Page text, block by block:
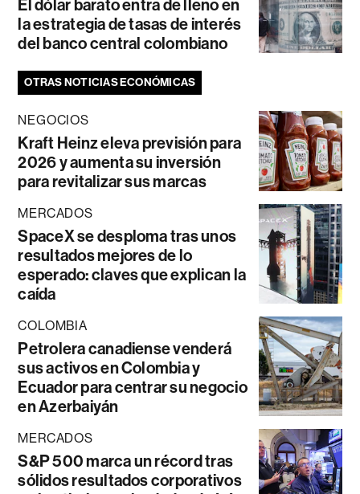
El dólar barato entra de lleno en
la estrategia de tasas de interés
del banco central colombiano
OTRAS NOTICIAS ECONÓMICAS
NEGOCIOS
Kraft Heinz eleva previsión para
2026 y aumenta su inversión
para revitalizar sus marcas
MERCADOS
SpaceX se desploma tras unos
resultados mejores de lo
esperado: claves que explican la
caída
COLOMBIA
Petrolera canadiense venderá
sus activos en Colombia y
Ecuador para centrar su negocio
en Azerbaiyán
MERCADOS
S&P 500 marca un récord tras
sólidos resultados corporativos